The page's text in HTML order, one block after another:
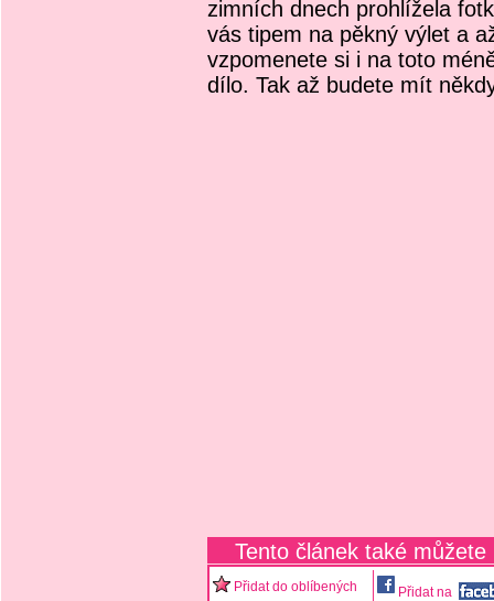
zimních dnech prohlížela
vás tipem na pěkný výlet a
vzpomenete si i na toto
dílo. Tak až budete mít
Tento článek také můžete
Přidat do oblíbených Přidat na